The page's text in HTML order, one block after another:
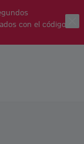
con el código: